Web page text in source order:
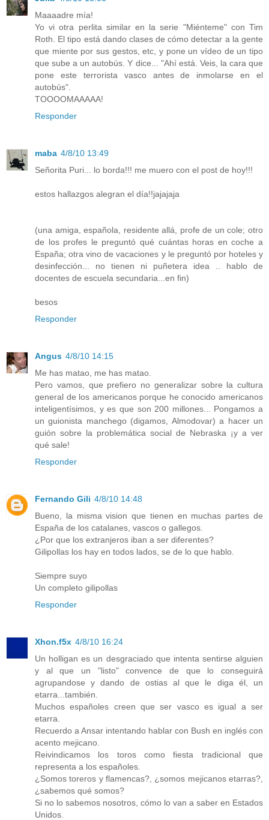
Maaaadre mía!
Yo vi otra perlita similar en la serie "Miénteme" con Tim
Roth. El tipo está dando clases de cómo detectar a la gente
que miente por sus gestos, etc, y pone un vídeo de un tipo
que sube a un autobús. Y dice... "Ahí está. Veis, la cara que
pone este terrorista vasco antes de inmolarse en el
autobús".
TOOOOMAAAAA!
Responder
maba 4/8/10 13:49
Señorita Puri... lo borda!!! me muero con el post de hoy!!!
estos hallazgos alegran el día!!jajajaja
(una amiga, española, residente allá, profe de un cole; otro
de los profes le preguntó qué cuántas horas en coche a
España; otra vino de vacaciones y le preguntó por hoteles y
desinfección... no tienen ni puñetera idea .. hablo de
docentes de escuela secundaria...en fin)
besos
Responder
Angus 4/8/10 14:15
Me has matao, me has matao.
Pero vamos, que prefiero no generalizar sobre la cultura
general de los americanos porque he conocido americanos
inteligentísimos, y es que son 200 millones... Pongamos a
un guionista manchego (digamos, Almodovar) a hacer un
guión sobre la problemática social de Nebraska ¡y a ver
qué sale!
Responder
Fernando Gili 4/8/10 14:48
Bueno, la misma vision que tienen en muchas partes de
España de los catalanes, vascos o gallegos.
¿Por que los extranjeros iban a ser diferentes?
Gilipollas los hay en todos lados, se de lo que hablo.
Siempre suyo
Un completo gilipollas
Responder
Xhon.f5x 4/8/10 16:24
Un holligan es un desgraciado que intenta sentirse alguien
y al que un "listo" convence de que lo conseguirá
agrupandose y dando de ostias al que le diga él, un
etarra...también.
Muchos españoles creen que ser vasco es igual a ser
etarra.
Recuerdo a Ansar intentando hablar con Bush en inglés con
acento mejicano.
Reivindicamos los toros como fiesta tradicional que
representa a los españoles.
¿Somos toreros y flamencas?, ¿somos mejicanos etarras?,
¿sabemos qué somos?
Si no lo sabemos nosotros, cómo lo van a saber en Estados
Unidos.